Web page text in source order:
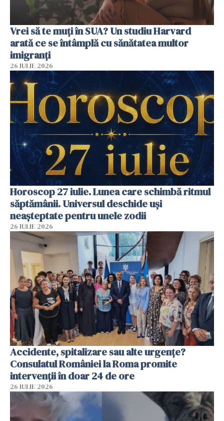
Vrei să te muți în SUA? Un studiu Harvard
arată ce se întâmplă cu sănătatea multor
imigranți
26 IULIE 2026
Horoscop 27 iulie. Lunea care schimbă ritmul
săptămânii. Universul deschide uși
neașteptate pentru unele zodii
26 IULIE 2026
Accidente, spitalizare sau alte urgențe?
Consulatul României la Roma promite
intervenții în doar 24 de ore
26 IULIE 2026